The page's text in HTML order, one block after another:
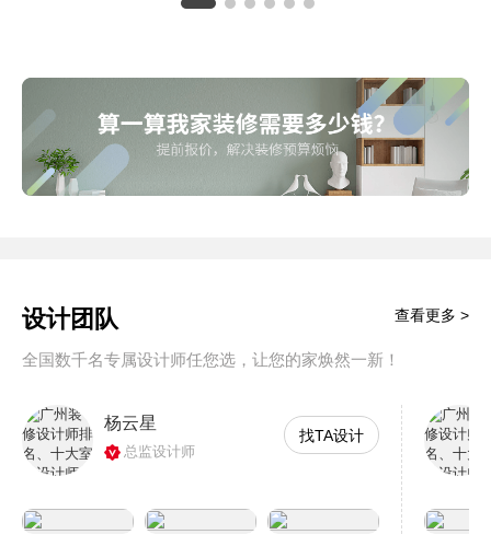
设计团队
全国数千名专属设计师任您选，让您的家焕然一新！
查看更多 >
杨云星
总监设计师
找TA设计